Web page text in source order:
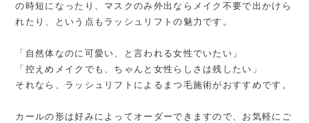
の時短になったり、マスクのみ外出ならメイク不要で出かけら
れたり、という点もラッシュリフトの魅力です。
「自然体なのに可愛い、と言われる女性でいたい」
「控えめメイクでも、ちゃんと女性らしさは残したい」
それなら、ラッシュリフトによるまつ毛施術がおすすめです。
カールの形は好みによってオーダーできますので、お気軽にご